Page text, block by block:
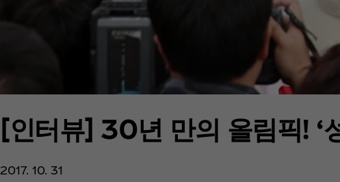
[인터뷰] 30년 만의 올림픽! ‘
2017. 10. 31